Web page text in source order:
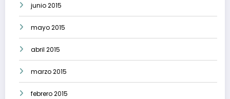
junio 2015
mayo 2015
abril 2015
marzo 2015
febrero 2015